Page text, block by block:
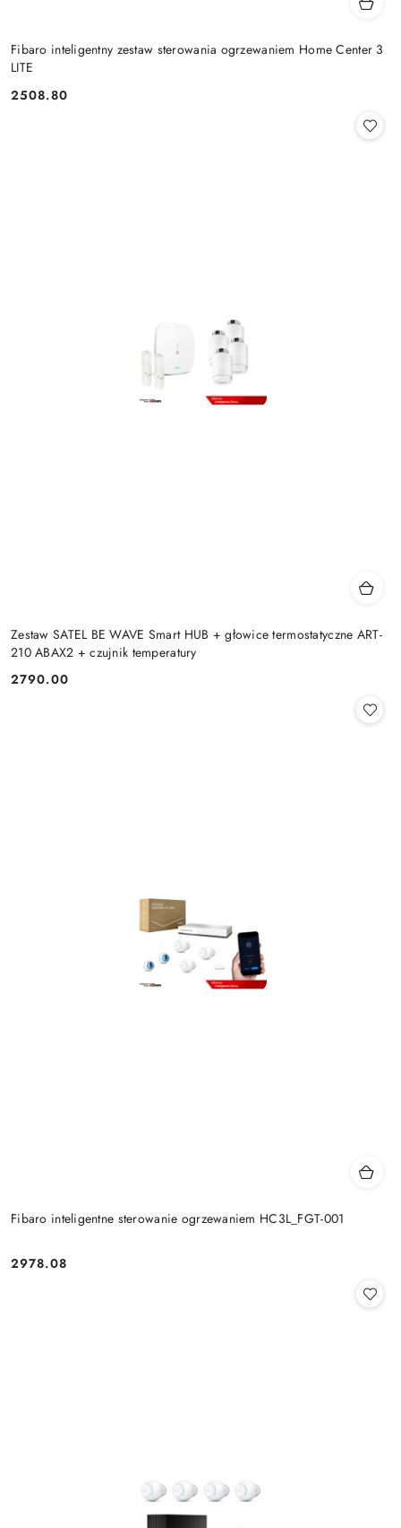
Fibaro inteligentny zestaw sterowania ogrzewaniem Home Center 3
LITE
Cena:
2508.80
Zestaw SATEL BE WAVE Smart HUB + głowice termostatyczne ART-
210 ABAX2 + czujnik temperatury
Cena:
2790.00
Fibaro inteligentne sterowanie ogrzewaniem HC3L_FGT-001
Cena:
2978.08